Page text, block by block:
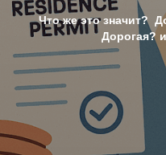
Что же это значит?
Дорогая?